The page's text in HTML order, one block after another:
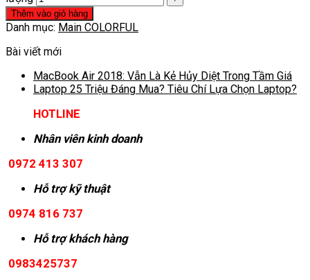
Thêm vào giỏ hàng
Danh mục: Main COLORFUL
Bài viết mới
MacBook Air 2018: Vẫn Là Kẻ Hủy Diệt Trong Tầm Giá
Laptop 25 Triệu Đáng Mua? Tiêu Chí Lựa Chọn Laptop?
HOTLINE
Nhân viên kinh doanh
0972 413 307
Hỗ trợ kỹ thuật
0974 816 737
Hỗ trợ khách hàng
0983425737